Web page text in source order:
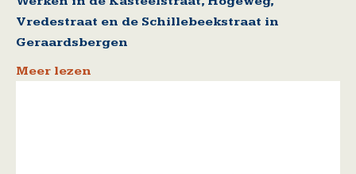
Vredestraat en de Schillebeekstraat in
Geraardsbergen
Meer lezen